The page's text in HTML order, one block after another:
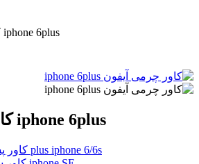
کاور چرمی آیفون iphone 6plus
کاور چرمی آیفون iphone 6plus